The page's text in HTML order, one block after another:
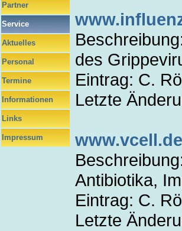
Partner
Service
Aktuelles
Personal
Termine
Informationen
Links
Impressum
des
Eintrag: C.
Letzte
Antibiotika,
Eintrag: C.
Letzte